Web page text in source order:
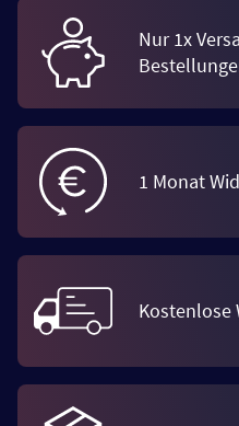
Nur 1x
1 Monat
Kostenlose